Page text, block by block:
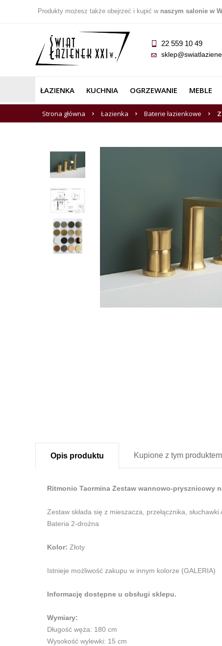
Produkty możesz także obejrzeć i kupić w naszym salonie w
22 559 10 49
ŁAZIENKA KUCHNIA OGRZEWANIE MEBLE
Strona główna Łazienka Baterie łazienkowe
Opis produktu Kupione z tym produktem
Ritmonio Taormina Zestaw wannowo-prysznicowy
Zestaw składa się z mieszacza, przełącznika,
Bateria 2-drożna
Kolor: Złoty
Istnieje możliwość zakupu w innym kolorze (GALERIA)
Informację dostępne u obsługi sklepu.
Wymiary:
Długość węża: 180 cm
Wysokość wylewki: 15 cm